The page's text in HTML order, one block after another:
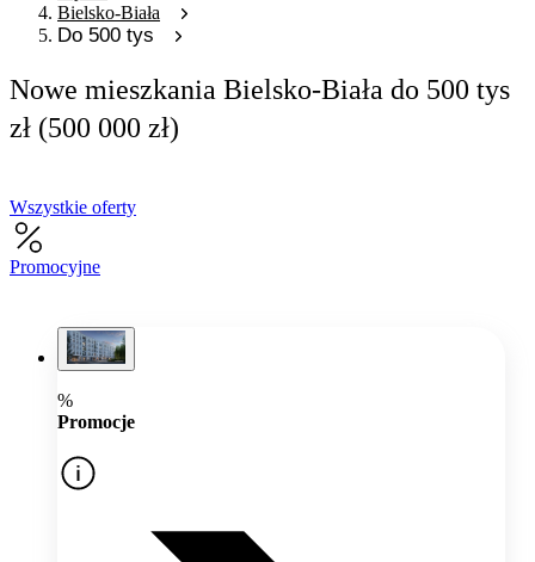
Bielsko-Biała
Do 500 tys
Nowe mieszkania Bielsko-Biała do 500 tys
zł (500 000 zł)
Wszystkie oferty
Promocyjne
%
Promocje